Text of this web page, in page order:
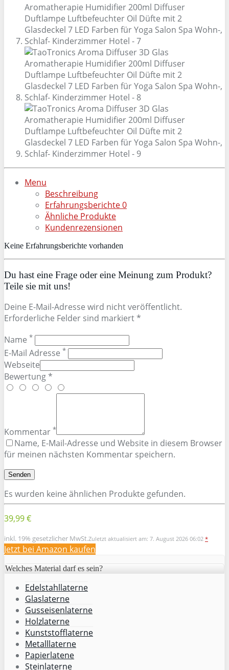
Menu
Beschreibung
Erfahrungsberichte0
Ähnliche Produkte
Kundenrezensionen
Keine Erfahrungsberichte vorhanden
Du hast eine Frage oder eine Meinung zum Produkt?
Teile sie mit uns!
Deine E-Mail-Adresse wird nicht veröffentlicht.
Erforderliche Felder sind markiert *
Name *
E-Mail Adresse *
Webseite
Bewertung *
Kommentar *
Name, E-Mail-Adresse und Website in diesem Browser
für meinen nächsten Kommentar speichern.
Es wurden keine ähnlichen Produkte gefunden.
39,99 €
inkl. 19% gesetzlicher MwSt.Zuletzt aktualisiert am: 7. August 2026 06:02 *
Jetzt bei Amazon kaufen
Welches Material darf es sein?
Edelstahllaterne
Glaslaterne
Gusseisenlaterne
Holzlaterne
Kunststofflaterne
Metalllaterne
Papierlatene
Steinlaterne